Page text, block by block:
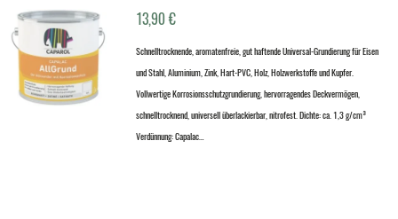
13,90€
Schnelltrocknende, aromatenfreie, gut haftende Universal-Grundierung für Eisen
und Stahl, Aluminium, Zink, Hart-PVC, Holz, Holzwerkstoffe und Kupfer.
Vollwertige Korrosionsschutzgrundierung, hervorragendes Deckvermögen,
schnelltrocknend, universell überlackierbar, nitrofest. Dichte: ca. 1,3 g/cm³
Verdünnung: Capalac…